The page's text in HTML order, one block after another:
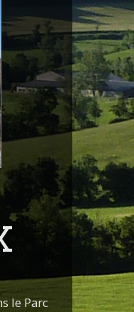
le Parc